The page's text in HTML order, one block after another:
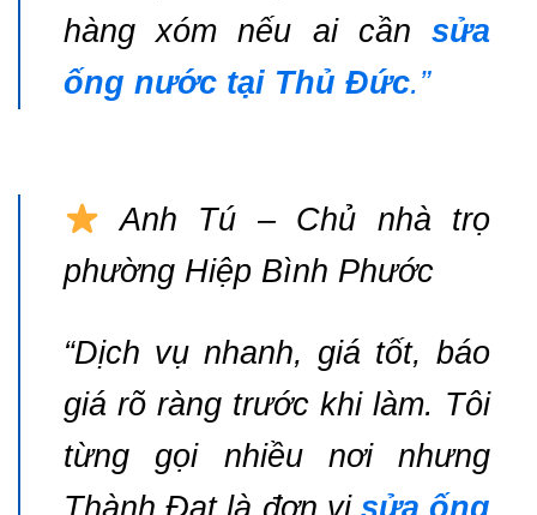
hàng xóm nếu ai cần sửa
ống nước tại Thủ Đức.”
Anh Tú – Chủ nhà trọ
phường Hiệp Bình Phước
“Dịch vụ nhanh, giá tốt, báo
giá rõ ràng trước khi làm. Tôi
từng gọi nhiều nơi nhưng
Thành Đạt là đơn vị sửa ống